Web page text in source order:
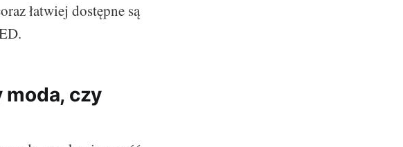
łatwiej dostępne są
moda, czy